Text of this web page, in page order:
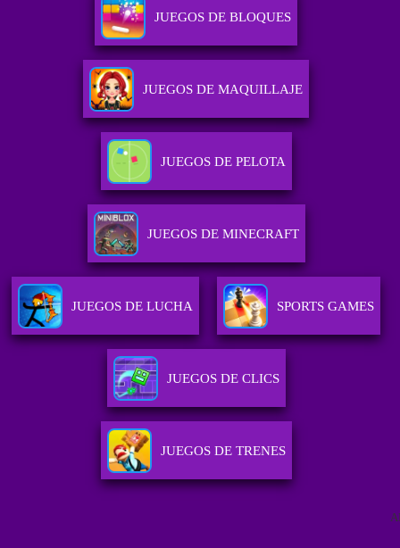
JUEGOS DE BLOQUES
JUEGOS DE MAQUILLAJE
JUEGOS DE PELOTA
JUEGOS DE MINECRAFT
JUEGOS DE LUCHA SPORTS GAMES
JUEGOS DE CLICS
JUEGOS DE TRENES